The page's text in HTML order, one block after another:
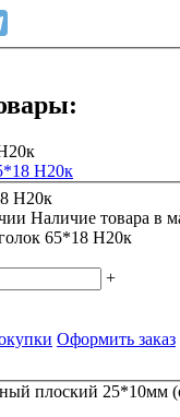
Н20к
Наличие товара в
65*18 Н20к
+
Оформить заказ